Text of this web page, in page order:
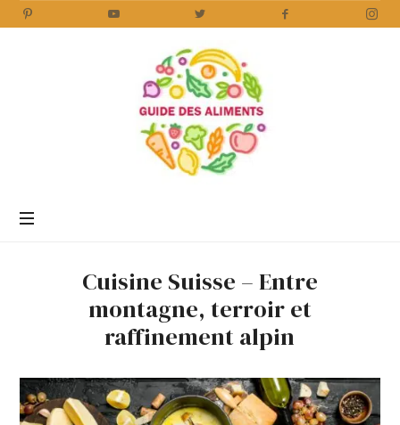
Aliments
www.guidedesaliments.comCuisine Suisse – Entre
montagne, terroir et
raffinement alpin